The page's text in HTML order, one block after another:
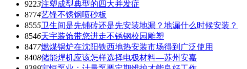
9223注塑成型典型的四大并发症
8774艺锋不锈钢喷砂板
8555卫生间是先铺砖还是先安装地漏？地漏什么时候安装？
8546天宇装饰带您进走不锈钢校园雕塑
8477燃煤锅炉在沈阳铁西地热安装市场得到广泛使用
8408储能焊机应该怎样选择电极材料—苏州安嘉